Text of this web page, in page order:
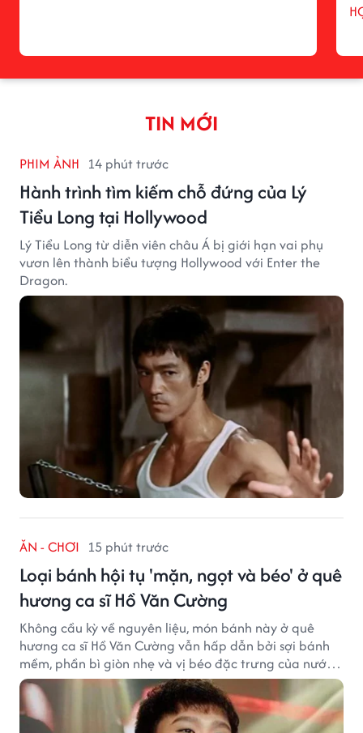
TIN MỚI
PHIM ẢNH 14 phút trước
Hành trình tìm kiếm chỗ đứng của Lý
Tiểu Long tại Hollywood
Lý Tiểu Long từ diễn viên châu Á bị giới hạn vai phụ
vươn lên thành biểu tượng Hollywood với Enter the
Dragon.
ĂN - CHƠI 15 phút trước
Loại bánh hội tụ 'mặn, ngọt và béo' ở quê
hương ca sĩ Hồ Văn Cường
Không cầu kỳ về nguyên liệu, món bánh này ở quê
hương ca sĩ Hồ Văn Cường vẫn hấp dẫn bởi sợi bánh
mềm, phần bì giòn nhẹ và vị béo đặc trưng của nước
cốt dừa.